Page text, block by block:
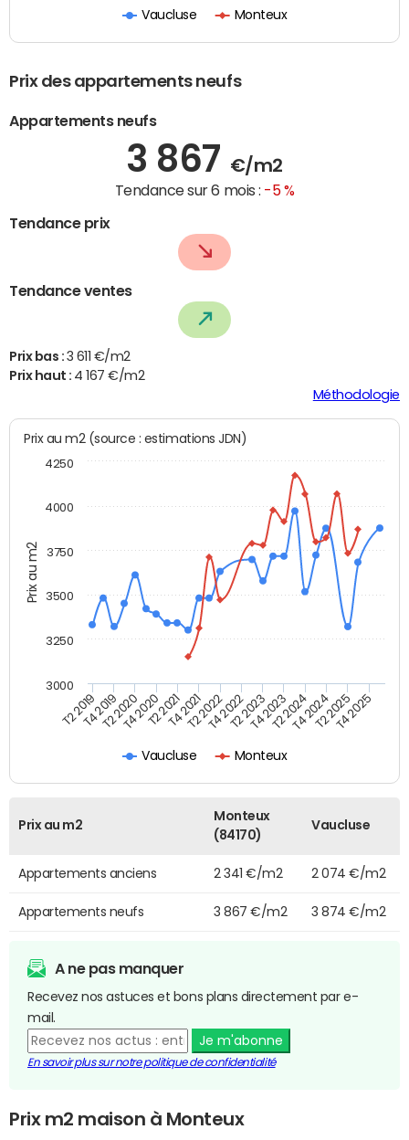
Vaucluse Monteux
Prix des appartements neufs
Appartements neufs
3 867 €/m2
Tendance sur 6 mois : -5 %
Tendance prix
Tendance ventes
Prix bas : 3 611 €/m2
Prix haut : 4 167 €/m2
Méthodologie
Prix au m2
Prix au m2 (source : estimations JDN)
Vaucluse Monteux
T2 2019T4 2019T2 2020T4 2020T2 2021T4 2021T2 2022T4 2022T2 2023T4 2023T2 2024T4 2024T2 2025T4 2025
3000
3250
3500
3750
4000
4250
Prix au m2
Monteux
(84170)
Vaucluse
Appartements anciens 2 341 €/m2 2 074 €/m2
Appartements neufs 3 867 €/m2 3 874 €/m2
A ne pas manquer
Recevez nos astuces et bons plans directement par e-
mail.
Je m'abonne
En savoir plus sur notre politique de confidentialité
Prix m2 maison à Monteux